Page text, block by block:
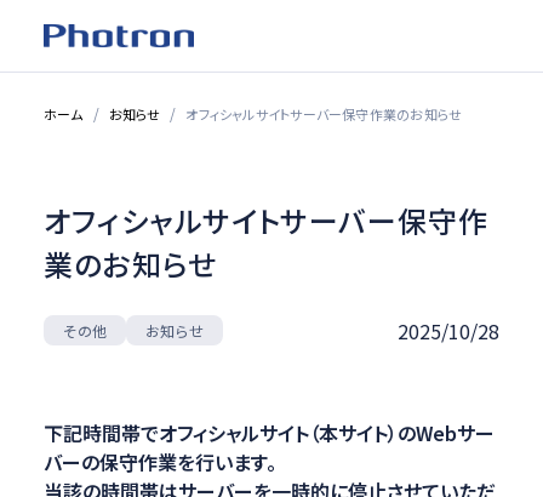
ホーム お知らせ オフィシャルサイトサーバー保守作業のお知らせ
オフィシャルサイトサーバー保守作
業のお知らせ
その他 お知らせ 2025/10/28
下記時間帯でオフィシャルサイト（本サイト）のWebサー
バーの保守作業を行います。
当該の時間帯はサーバーを一時的に停止させていただ